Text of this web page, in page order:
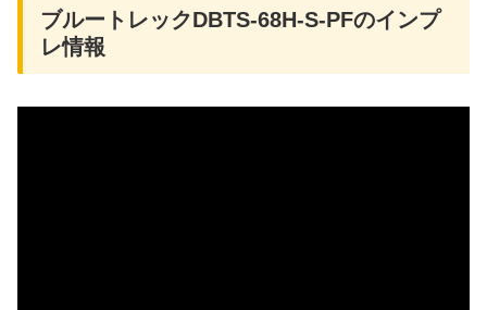
ブルートレックDBTS-68H-S-PFのインプ
レ情報